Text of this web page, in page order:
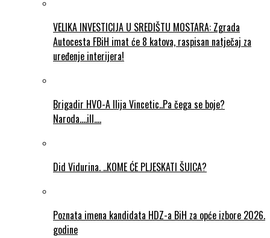
VELIKA INVESTICIJA U SREDIŠTU MOSTARA: Zgrada
Autocesta FBiH imat će 8 katova, raspisan natječaj za
uređenje interijera!
Brigadir HVO-A Ilija Vincetic..Pa čega se boje?
Naroda….ill….
Did Vidurina. ..KOME ĆE PLJESKATI ŠUICA?
Poznata imena kandidata HDZ-a BiH za opće izbore 2026.
godine